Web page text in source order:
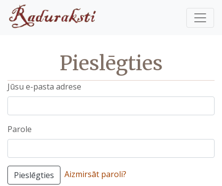
Pieslēgties
Jūsu e-pasta adrese
Parole
Pieslēgties Aizmirsāt paroli?